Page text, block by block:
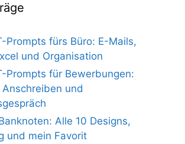
Prompts fürs Büro: E-Mails,
und Organisation
Prompts für Bewerbungen:
und
Alle 10 Designs,
und mein Favorit